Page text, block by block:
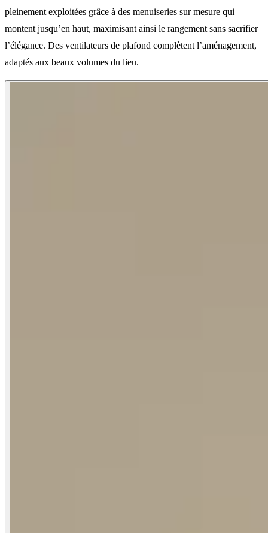
pleinement exploitées grâce à des menuiseries sur mesure qui
montent jusqu’en haut, maximisant ainsi le rangement sans sacrifier
l’élégance. Des ventilateurs de plafond complètent l’aménagement,
adaptés aux beaux volumes du lieu.